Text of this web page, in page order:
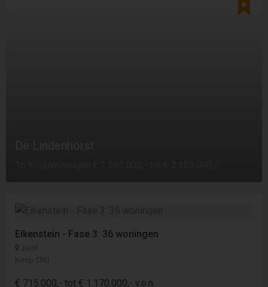
Eikenstein - Fase 3: 36 woningen
Zeist
Koop (36)
€ 715.000,- tot € 1.170.000,- v.o.n.